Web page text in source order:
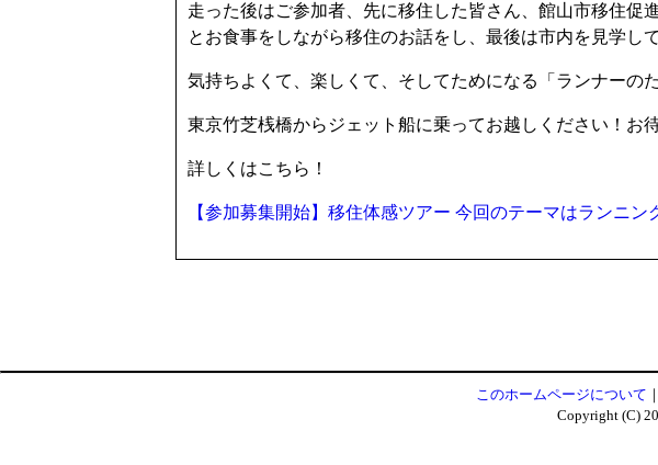
走った後はご参加者、先に移住した皆さん、館山市移住促
とお食事をしながら移住のお話をし、最後は市内を見学し
気持ちよくて、楽しくて、そしてためになる「ランナーの
東京竹芝桟橋からジェット船に乗ってお越しください！お
詳しくはこちら！
【参加募集開始】移住体感ツアー 今回のテーマはランニン
このホームページについて
Copyright (C)